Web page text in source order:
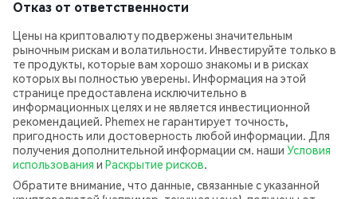
Отказ от ответственности
Цены на криптовалюту подвержены значительным
рыночным рискам и волатильности. Инвестируйте только в
те продукты, которые вам хорошо знакомы и в рисках
которых вы полностью уверены. Информация на этой
странице предоставлена исключительно в
информационных целях и не является инвестиционной
рекомендацией. Phemex не гарантирует точность,
пригодность или достоверность любой информации. Для
получения дополнительной информации см. наши Условия
использования и Раскрытие рисков.
Обратите внимание, что данные, связанные с указанной